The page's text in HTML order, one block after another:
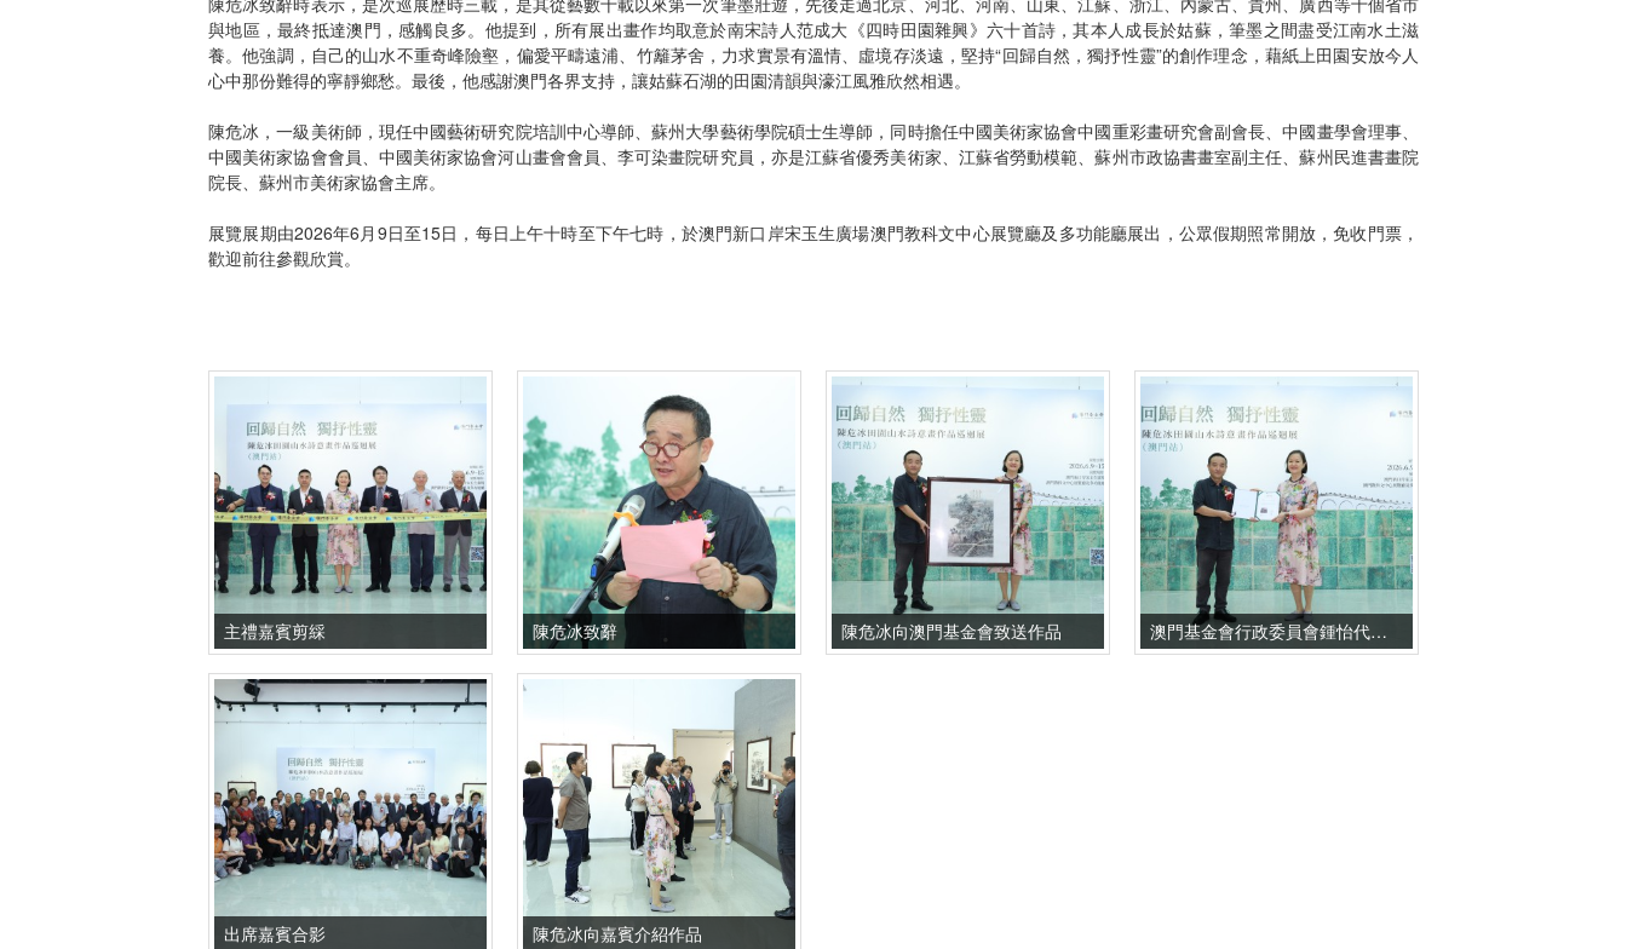
與地區，最終抵達澳門，感觸良多。他提到，所有展出畫作均取意於南宋詩人范成大《四時田園雜興》六十首詩，其本人成長於姑蘇，筆墨之間盡受江南水土滋
養。他強調，自己的山水不重奇峰險壑，偏愛平疇遠浦、竹籬茅舍，力求實景有溫情、虛境存淡遠，堅持“回歸自然，獨抒性靈”的創作理念，藉紙上田園安放今人
心中那份難得的寧靜鄉愁。最後，他感謝澳門各界支持，讓姑蘇石湖的田園清韻與濠江風雅欣然相遇。
陳危冰，一級美術師，現任中國藝術研究院培訓中心導師、蘇州大學藝術學院碩士生導師，同時擔任中國美術家協會中國重彩畫研究會副會長、中國畫學會理事、
中國美術家協會會員、中國美術家協會河山畫會會員、李可染畫院研究員，亦是江蘇省優秀美術家、江蘇省勞動模範、蘇州市政協書畫室副主任、蘇州民進書畫院
院長、蘇州市美術家協會主席。
展覽展期由2026年6月9日至15日，每日上午十時至下午七時，於澳門新口岸宋玉生廣場澳門教科文中心展覽廳及多功能廳展出，公眾假期照常開放，免收門票，
歡迎前往參觀欣賞。
主禮嘉賓剪綵 陳危冰致辭 陳危冰向澳門基金會致送作品 澳門基金會行政委員會鍾怡代主席向陳危冰致送收藏證書
出席嘉賓合影 陳危冰向嘉賓介紹作品